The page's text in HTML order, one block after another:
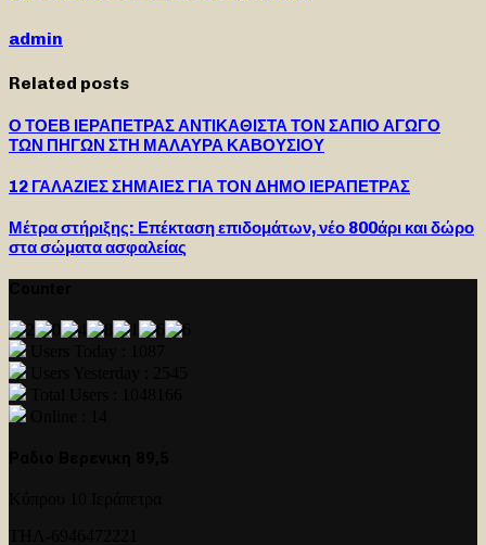
admin
Related posts
Ο ΤΟΕΒ ΙΕΡΑΠΕΤΡΑΣ ΑΝΤΙΚΑΘΙΣΤΑ ΤΟΝ ΣΑΠΙΟ ΑΓΩΓΟ
ΤΩΝ ΠΗΓΩΝ ΣΤΗ ΜΑΛΑΥΡΑ ΚΑΒΟΥΣΙΟΥ
12 ΓΑΛΑΖΙΕΣ ΣΗΜΑΙΕΣ ΓΙΑ ΤΟΝ ΔΗΜΟ ΙΕΡΑΠΕΤΡΑΣ
Μέτρα στήριξης: Επέκταση επιδομάτων, νέο 800άρι και δώρο
στα σώματα ασφαλείας